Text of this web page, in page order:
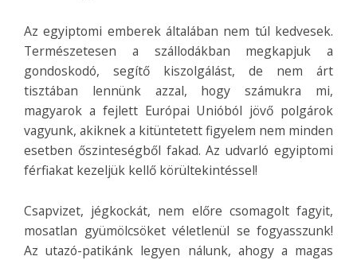
Az egyiptomi emberek általában nem túl kedvesek.
Természetesen a szállodákban megkapjuk a
gondoskodó, segítő kiszolgálást, de nem árt
tisztában lennünk azzal, hogy számukra mi,
magyarok a fejlett Európai Unióból jövő polgárok
vagyunk, akiknek a kitüntetett figyelem nem minden
esetben őszinteségből fakad. Az udvarló egyiptomi
férfiakat kezeljük kellő körültekintéssel!
Csapvizet, jégkockát, nem előre csomagolt fagyit,
mosatlan gyümölcsöket véletlenül se fogyasszunk!
Az utazó-patikánk legyen nálunk, ahogy a magas